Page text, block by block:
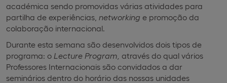
académica sendo promovidas várias atividades para
partilha de experiências, networking e promoção da
colaboração internacional.
Durante esta semana são desenvolvidos dois tipos de
programa: o Lecture Program, através do qual vários
Professores Internacionais são convidados a dar
seminários dentro do horário das nossas unidades